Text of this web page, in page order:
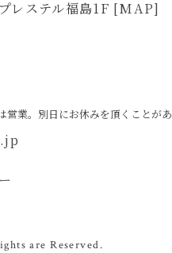
レステル福島1F [MAP]
営業。別日にお休みを頂くことが
are Reserved.